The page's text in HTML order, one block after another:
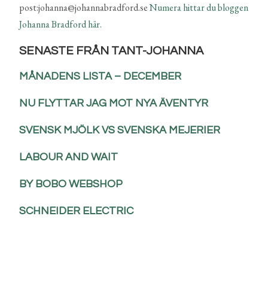
post:johanna@johannabradford.seNumera hittar du bloggen
Johanna Bradford här.
SENASTE FRÅN TANT-JOHANNA
MÅNADENS LISTA – DECEMBER
NU FLYTTAR JAG MOT NYA ÄVENTYR
SVENSK MJÖLK VS SVENSKA MEJERIER
LABOUR AND WAIT
BY BOBO WEBSHOP
SCHNEIDER ELECTRIC